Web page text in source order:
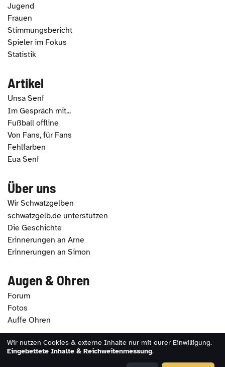
Jugend
Frauen
Stimmungsbericht
Spieler im Fokus
Statistik
Artikel
Unsa Senf
Im Gespräch mit...
Fußball offline
Von Fans, für Fans
Fehlfarben
Eua Senf
Über uns
Wir Schwatzgelben
schwatzgelb.de unterstützen
Die Geschichte
Erinnerungen an Arne
Erinnerungen an Simon
Augen & Ohren
Forum
Fotos
Auffe Ohren
2026 - schwatzgelb.de |Impressum|Datenschutz
Wir nutzen Cookies & externe Inhalte nur mit eurer Einwilligung.
Eingebettete Inhalte & Reichweitenmessung.